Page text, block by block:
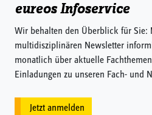
eureos Infoservice
Wir behalten den Überblick für Sie:
multidisziplinären Newsletter
monatlich über aktuelle
Einladungen zu unseren Fach- und
Jetzt anmelden